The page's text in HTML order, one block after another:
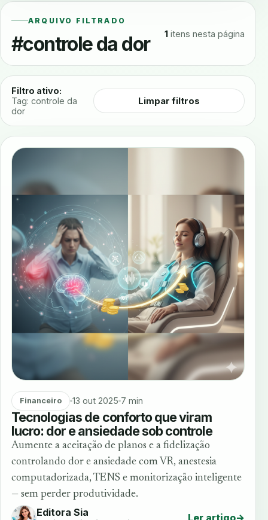
ARQUIVO FILTRADO
#controle da dor 1 itens nesta página
Filtro ativo:
Tag: controle da
dor
Limpar filtros
Financeiro 13 out 2025 7 min
Tecnologias de conforto que viram
lucro: dor e ansiedade sob controle
Aumente a aceitação de planos e a fidelização
controlando dor e ansiedade com VR, anestesia
computadorizada, TENS e monitorização inteligente
— sem perder produtividade.
Editora Sia Ler artigo→